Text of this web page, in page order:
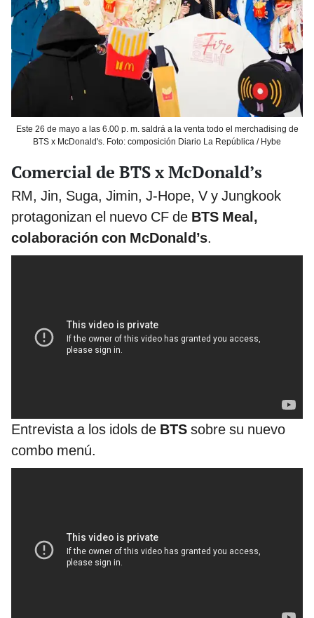
Este 26 de mayo a las 6.00 p. m. saldrá a la venta todo el merchadising de
BTS x McDonald's. Foto: composición Diario La República / Hybe
Comercial de BTS x McDonald’s
RM, Jin, Suga, Jimin, J-Hope, V y Jungkook
protagonizan el nuevo CF de BTS Meal,
colaboración con McDonald’s.
Entrevista a los idols de BTS sobre su nuevo
combo menú.